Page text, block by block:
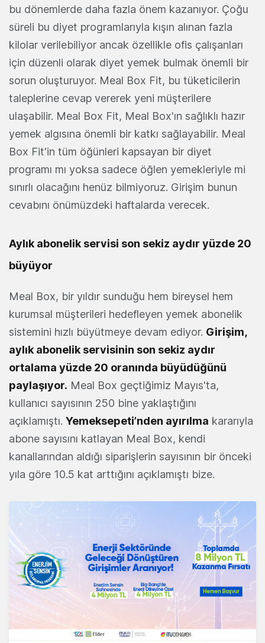
bu dönemlerde daha fazla önem kazanıyor. Çoğu
süreli bu diyet programlarıyla kışın alınan fazla
kilolar verilebiliyor ancak özellikle ofis çalışanları
için düzenli olarak diyet yemek bulmak önemli bir
sorun oluşturuyor. Meal Box Fit, bu tüketicilerin
taleplerine cevap vererek yeni müşterilere
ulaşabilir. Meal Box Fit, Meal Box'ın sağlıklı hazır
yemek algısına önemli bir katkı sağlayabilir. Meal
Box Fit'in tüm öğünleri kapsayan bir diyet
programı mı yoksa sadece öğlen yemekleriyle mi
sınırlı olacağını henüz bilmiyoruz. Girişim bunun
cevabını önümüzdeki haftalarda verecek.
Aylık abonelik servisi son sekiz aydır yüzde 20
büyüyor
Meal Box, bir yıldır sunduğu hem bireysel hem
kurumsal müşterileri hedefleyen yemek abonelik
sistemini hızlı büyütmeye devam ediyor. Girişim,
aylık abonelik servisinin son sekiz aydır
ortalama yüzde 20 oranında büyüdüğünü
paylaşıyor. Meal Box geçtiğimiz Mayıs'ta,
kullanıcı sayısının 250 bine yaklaştığını
açıklamıştı. Yemeksepeti’nden ayırılma kararıyla
abone sayısını katlayan Meal Box, kendi
kanallarından aldığı siparişlerin sayısının bir önceki
yıla göre 10.5 kat arttığını açıklamıştı bize.